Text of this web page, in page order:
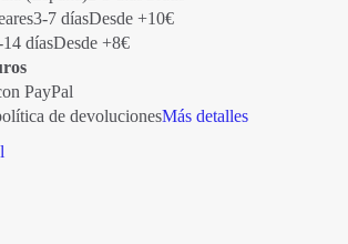
3-7 díasDesde +10€
14 díasDesde +8€
PayPal
de devolucionesMás detalles